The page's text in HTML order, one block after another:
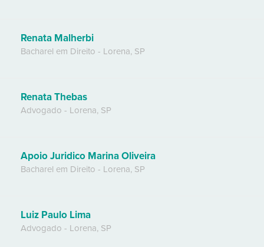
Renata Malherbi
Bacharel em Direito - Lorena, SP
Renata Thebas
Advogado - Lorena, SP
Apoio Juridico Marina Oliveira
Bacharel em Direito - Lorena, SP
Luiz Paulo Lima
Advogado - Lorena, SP